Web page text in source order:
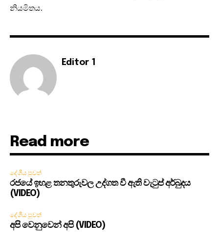
නියමිතය.
Editor 1
Read more
දේශීය පුවත්
රජයේ ඉහළ තනතුරුවල උද්ගත වී ඇති වැටුප් අර්බුදය
(VIDEO)
දේශීය පුවත්
අපි වෙනුවෙන් අපි (VIDEO)